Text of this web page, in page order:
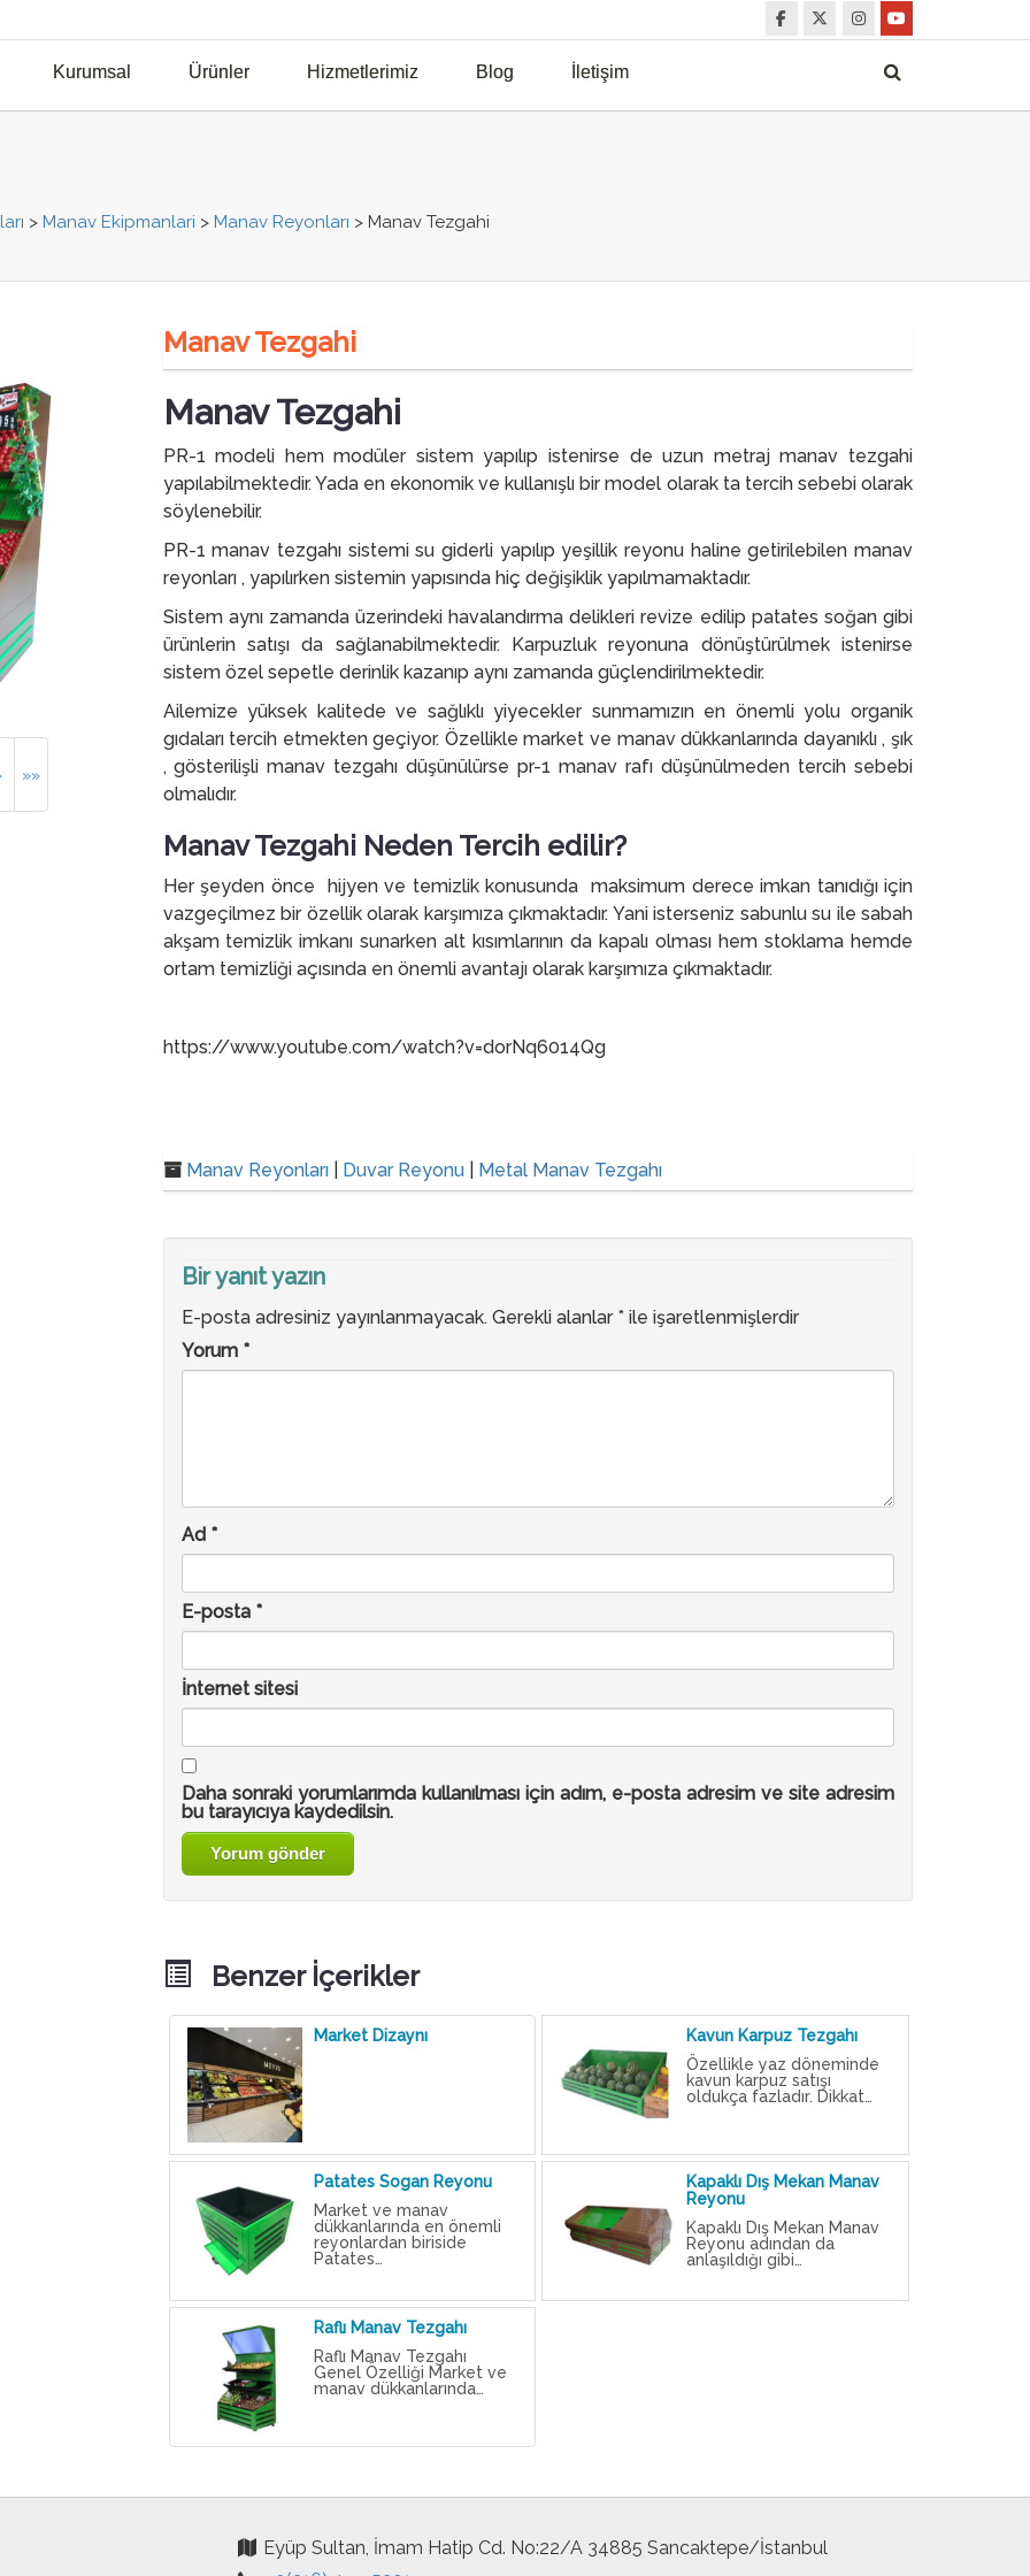
Kurumsal Ürünler Hizmetlerimiz Blog İletişim
> Manav Ekipmanlari > Manav Reyonları > Manav Tezgahi
»»
Manav Tezgahi
Manav Tezgahi
PR-1 modeli hem modüler sistem yapılıp istenirse de uzun metraj manav tezgahi
yapılabilmektedir. Yada en ekonomik ve kullanışlı bir model olarak ta tercih sebebi olarak
söylenebilir.
PR-1 manav tezgahı sistemi su giderli yapılıp yeşillik reyonu haline getirilebilen manav
reyonları , yapılırken sistemin yapısında hiç değişiklik yapılmamaktadır.
Sistem aynı zamanda üzerindeki havalandırma delikleri revize edilip patates soğan gibi
ürünlerin satışı da sağlanabilmektedir. Karpuzluk reyonuna dönüştürülmek istenirse
sistem özel sepetle derinlik kazanıp aynı zamanda güçlendirilmektedir.
Ailemize yüksek kalitede ve sağlıklı yiyecekler sunmamızın en önemli yolu organik
gıdaları tercih etmekten geçiyor. Özellikle market ve manav dükkanlarında dayanıklı , şık
, gösterilişli manav tezgahı düşünülürse pr-1 manav rafı düşünülmeden tercih sebebi
olmalıdır.
Manav Tezgahi Neden Tercih edilir?
Her şeyden önce hijyen ve temizlik konusunda maksimum derece imkan tanıdığı için
vazgeçilmez bir özellik olarak karşımıza çıkmaktadır. Yani isterseniz sabunlu su ile sabah
akşam temizlik imkanı sunarken alt kısımlarının da kapalı olması hem stoklama hemde
ortam temizliği açısında en önemli avantajı olarak karşımıza çıkmaktadır.
https://www.youtube.com/watch?v=dorNq6014Qg
Manav Reyonları| Duvar Reyonu| Metal Manav Tezgahı
Bir yanıt yazın
E-posta adresiniz yayınlanmayacak. Gerekli alanlar *ile işaretlenmişlerdir
Yorum *
Ad *
E-posta *
İnternet sitesi
Daha sonraki yorumlarımda kullanılması için adım, e-posta adresim ve site adresim
bu tarayıcıya kaydedilsin.
Benzer İçerikler
Market Dizaynı
Kavun Karpuz Tezgahı
Özellikle yaz döneminde
kavun karpuz satışı
oldukça fazladır. Dikkat…
Patates Sogan Reyonu
Market ve manav
dükkanlarında en önemli
reyonlardan biriside
Patates…
Kapaklı Dış Mekan Manav
Reyonu
Kapaklı Dış Mekan Manav
Reyonu adından da
anlaşıldığı gibi…
Raflı Manav Tezgahı
Raflı Manav Tezgahı
Genel Özelliği Market ve
manav dükkanlarında…
Eyüp Sultan, İmam Hatip Cd. No:22/A 34885 Sancaktepe/İstanbul